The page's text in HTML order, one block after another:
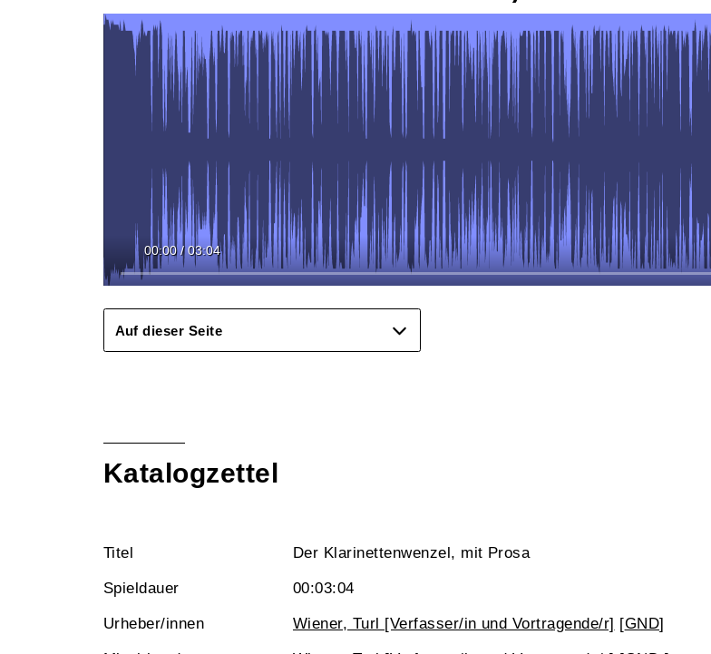
00:00 / 03:04
Auf dieser Seite
Katalogzettel
Titel Der Klarinettenwenzel, mit Prosa
Spieldauer 00:03:04
Urheber/innen Wiener, Turl [Verfasser/in und Vortragende/r] [GND]